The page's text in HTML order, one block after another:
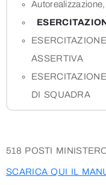
ASSERTIVA
DI SQUADRA
518 POSTI
SCARICA QUI IL